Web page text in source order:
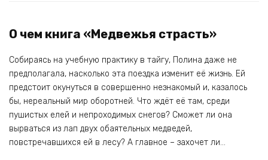
О чем книга «Медвежья страсть»
Собираясь на учебную практику в тайгу, Полина даже не
предполагала, насколько эта поездка изменит её жизнь. Ей
предстоит окунуться в совершенно незнакомый и, казалось
бы, нереальный мир оборотней. Что ждёт её там, среди
пушистых елей и непроходимых снегов? Сможет ли она
вырваться из лап двух обаятельных медведей,
повстречавшихся ей в лесу? А главное – захочет ли…